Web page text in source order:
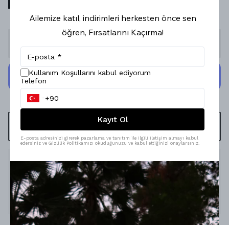
Stoğa Gelince Haber Ver
WHATSAPP
Ürün Açıklaması
Model Ölçüleri : 167cm/53kg
Modelin Beden : S beden
Ürün İçeriği : -
Ürün Boyu : -
Ailemize katıl, indirimleri herkesten önce sen
öğren, Fırsatlarını Kaçırma!
Kullanım Koşullarını kabul ediyorum
Telefon
Kayıt Ol
E-posta adresinizi girerek pazarlama ve tanıtım ile ilgili iletişim almayı kabul
edersiniz ve Gizlilik Politikamızı okuduğunuzu ve kabul ettiğinizi onaylarsınız.